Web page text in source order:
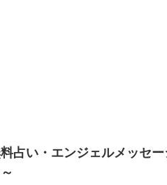
料占い・エンジェルメッセージ